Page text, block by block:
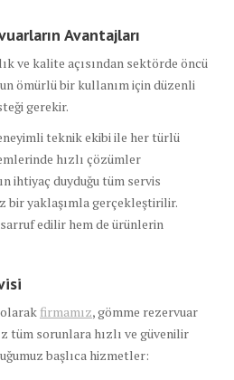
Avantajları
ve kalite açısından sektörde öncü
ömürlü bir kullanım için düzenli
gerekir.
teknik ekibi ile her türlü
hızlı çözümler
ihtiyaç duyduğu tüm servis
bir yaklaşımla gerçekleştirilir.
edilir hem de ürünlerin
olarak firmamız, gömme rezervuar
tüm sorunlara hızlı ve güvenilir
başlıca hizmetler: